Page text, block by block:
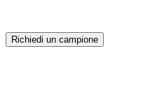
Richiedi un campione